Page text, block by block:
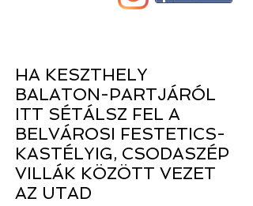
HA KESZTHELY
BALATON-PARTJÁRÓL
ITT SÉTÁLSZ FEL A
BELVÁROSI FESTETICS-
KASTÉLYIG, CSODASZÉP
VILLÁK KÖZÖTT VEZET
AZ UTAD